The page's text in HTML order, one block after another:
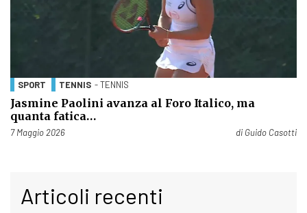
SPORT TENNIS - TENNIS
Jasmine Paolini avanza al Foro Italico, ma
quanta fatica…
Pubblicato il
7 Maggio 2026 di Guido Casotti
Articoli recenti